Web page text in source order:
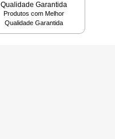
Qualidade Garantida
Produtos com Melhor
Qualidade Garantida